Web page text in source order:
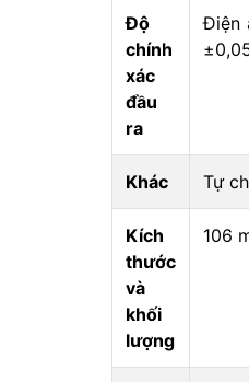
Độ
chính
xác
đầu
ra
Điện
Khác Tự
Kích
thước
và
khối
lượng
106